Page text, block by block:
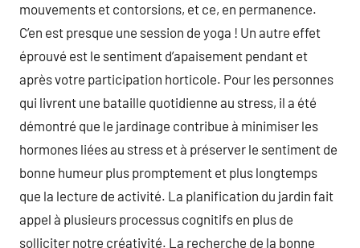
mouvements et contorsions, et ce, en permanence.
C’en est presque une session de yoga ! Un autre effet
éprouvé est le sentiment d’apaisement pendant et
après votre participation horticole. Pour les personnes
qui livrent une bataille quotidienne au stress, il a été
démontré que le jardinage contribue à minimiser les
hormones liées au stress et à préserver le sentiment de
bonne humeur plus promptement et plus longtemps
que la lecture de activité. La planification du jardin fait
appel à plusieurs processus cognitifs en plus de
solliciter notre créativité. La recherche de la bonne